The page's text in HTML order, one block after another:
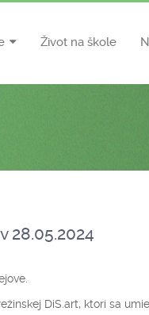
Život na škole
28.05.2024
DiS.art, ktorí sa